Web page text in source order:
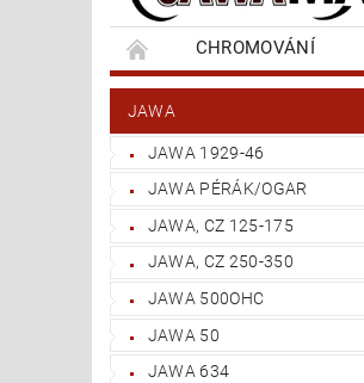
CHROMOVÁNÍ
BANKOVNÍ SPOJENÍ
JAWA
JAWA 1929-46
JAWA PÉRÁK/OGAR
JAWA, CZ 125-175
JAWA, CZ 250-350
JAWA 500OHC
JAWA 50
JAWA 634